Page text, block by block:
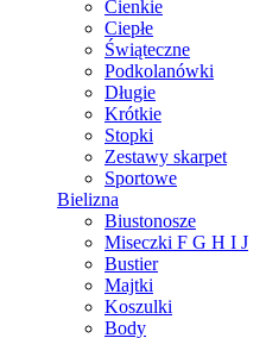
Cienkie
Ciepłe
Świąteczne
Podkolanówki
Długie
Krótkie
Stopki
Zestawy skarpet
Sportowe
Bielizna
Biustonosze
Miseczki F G H I J
Bustier
Majtki
Koszulki
Body